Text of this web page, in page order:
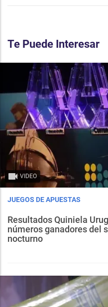
Te Puede Interesar
VIDEO
JUEGOS DE APUESTAS
Resultados Quiniela
números ganadores del
nocturno